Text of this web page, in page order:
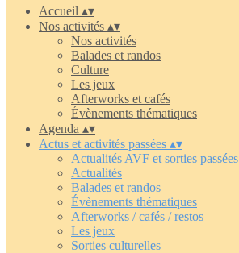
Accueil ▴▾
Nos activités ▴▾
Nos activités
Balades et randos
Culture
Les jeux
Afterworks et cafés
Évènements thématiques
Agenda ▴▾
Actus et activités passées ▴▾
Actualités AVF et sorties passées
Actualités
Balades et randos
Évènements thématiques
Afterworks / cafés / restos
Les jeux
Sorties culturelles